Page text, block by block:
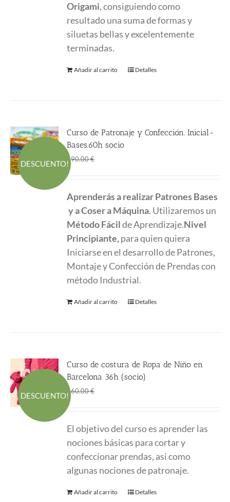
Origami, consiguiendo como
resultado una suma de formas y
siluetas bellas y excelentemente
terminadas.
Añadir al carrito Detalles
DESCUENTO!
Curso de Patronaje y Confección. Inicial-
Bases.60h socio
690.00€
era:
690.00 €.
es:
588.00 €.
Aprenderás a realizar Patrones Bases
y a Coser a Máquina. Utilizaremos un
Método Fácilde Aprendizaje.Nivel
Principiante,para quien quiera
Iniciarse en el desarrollo de Patrones,
Montaje y Confección de Prendas con
método Industrial.
Añadir al carrito Detalles
DESCUENTO!
Curso de costura de Ropa de Niño en
Barcelona 36h (socio)
660.00€
era:
660.00 €.
es:
360.00 €.
El objetivo del curso es aprender las
nociones básicas para cortar y
confeccionar prendas, asi como
algunas nociones de patronaje.
Añadir al carrito Detalles